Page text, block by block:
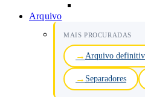
Arquivo
MAIS PROCURADAS
Arquivo
Separadores